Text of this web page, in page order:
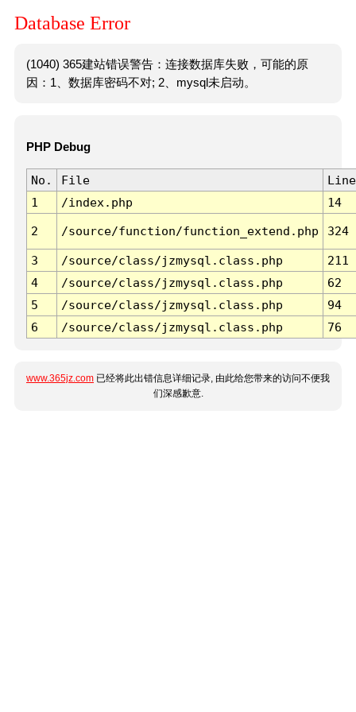
Database Error
(1040) 365建站错误警告：连接数据库失败，可能的原
因：1、数据库密码不对; 2、mysql未启动。
PHP Debug
No. File
Line
1
/index.php 14
2 /source/function/function_extend.php 324
3 /source/class/jzmysql.class.php
211
4
/source/class/jzmysql.class.php
62
5
/source/class/jzmysql.class.php
94
6
/source/class/jzmysql.class.php 76
www.365jz.com 已经将此出错信息详细记录, 由此给您带来的访问不便我
们深感歉意.